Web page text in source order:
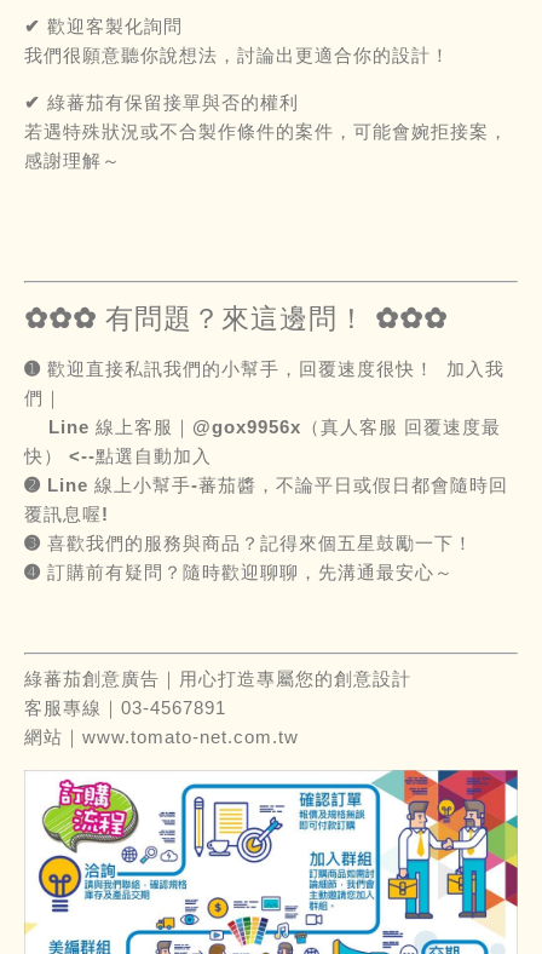
✔ 歡迎客製化詢問
我們很願意聽你說想法，討論出更適合你的設計！
✔ 綠蕃茄有保留接單與否的權利
若遇特殊狀況或不合製作條件的案件，可能會婉拒接案，
感謝理解～
✿✿✿ 有問題？來這邊問！ ✿✿✿
➊ 歡迎直接私訊我們的小幫手，回覆速度很快！ 加入我
們｜
Line 線上客服｜@gox9956x（真人客服 回覆速度最
快） <--點選自動加入
➋ Line 線上小幫手-蕃茄醬，不論平日或假日都會隨時回
覆訊息喔!
➌ 喜歡我們的服務與商品？記得來個五星鼓勵一下！
➍ 訂購前有疑問？隨時歡迎聊聊，先溝通最安心～
綠蕃茄創意廣告｜用心打造專屬您的創意設計
客服專線｜03-4567891
網站｜ www.tomato-net.com.tw